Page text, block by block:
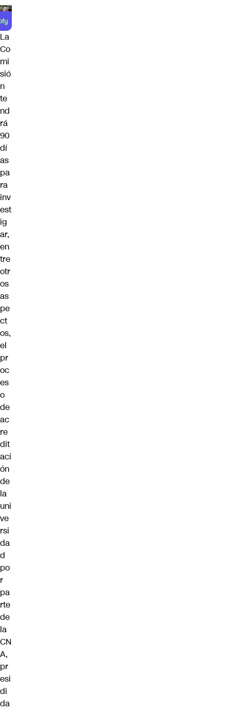
La
Co
mi
sió
n
te
nd
rá
90
dí
as
pa
ra
inv
est
ig
ar,
en
tre
otr
os
as
pe
ct
os,
el
pr
oc
es
o
de
ac
re
dit
aci
ón
de
la
uni
ve
rsi
da
d
po
r
pa
rte
de
la
CN
A,
pr
esi
di
da